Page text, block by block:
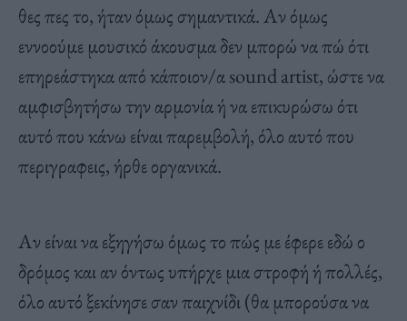
θες πες το, ήταν όμως σημαντικά. Αν όμως
εννοούμε μουσικό άκουσμα δεν μπορώ να πώ ότι
επηρεάστηκα από κάποιον/α sound artist, ώστε να
αμφισβητήσω την αρμονία ή να επικυρώσω ότι
αυτό που κάνω είναι παρεμβολή, όλο αυτό που
περιγραφεις, ήρθε οργανικά.
Αν είναι να εξηγήσω όμως το πώς με έφερε εδώ ο
δρόμος και αν όντως υπήρχε μια στροφή ή πολλές,
όλο αυτό ξεκίνησε σαν παιχνίδι (θα μπορούσα να